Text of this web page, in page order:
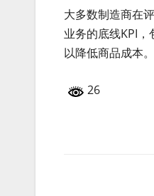
大多数制造商在
业务的底线KPI
以降低商品成本。
26